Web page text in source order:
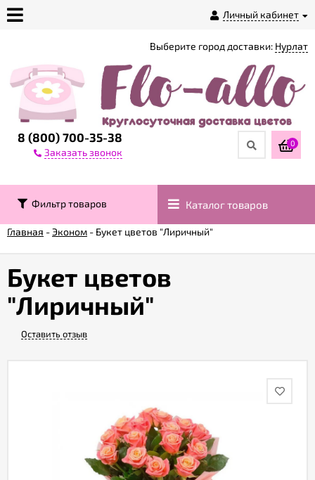
Личный кабинет
магазине
Доставка
Контакты
Гарантии
8 (800) 700-35-38
Заказать звонок
Выберите город доставки: Нурлат
0
Фильтр товаров Каталог товаров
Главная -Эконом - Букет цветов "Лиричный"
Букет цветов
"Лиричный"
Оставить отзыв